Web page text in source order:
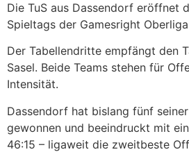
Die TuS aus Dassendorf eröffnet
Spieltags der Gamesright
Der Tabellendritte empfängt den
Sasel. Beide Teams stehen für
Intensität.
Dassendorf hat bislang fünf
gewonnen und beeindruckt mit
46:15 – ligaweit die zweitbeste